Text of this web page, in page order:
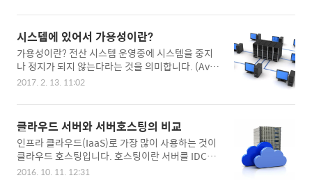
한 코로케이션 업체를 찾기는 힘듭니다. 해외의 경
우 매니지드호스팅 업체를 찾는 것은 반드시 확인해
야 할 사항입니다. 단순한 작업만 제공하거나 전문
성을 가지고 있지 못한 업체를 찾으면 시스템운영에
심각한 문제를 가질 수 밖에 없습니다. 단순 호스팅
- 서버 직접 설치 or 별도 의뢰시 랙마운트 정도 제
육안점검 매니지드 호스팅 - 서버 OS 설치 및 설정-
리부팅, 콘솔연결- 콘솔 연결 후 Command 작업-
서버 및 네트워크 장비 구매대행- 서버 및 네트..
시스템에 있어서 가용성이란?
가용성이란? 전산 시스템 운영중에 시스템을 중지
나 정지가 되지 않는다라는 것을 의미합니다. (Avai
lability) 가용성이 높다라는 것은 가동률이 높다라
High Availavility의 줄임말입니다.시스템의 가용
성을 높이는 방법등은 다음과 같습니다. HA솔루션
소개 : http://blog.naver.com/globalhost/2209
33406195 IDC : 회선이중화, 전원이중화, IDC 이
중화, BGP라우팅 구성서버(HW) : 파워이중화 / 하
드디스크 레이드 구성시스템 : 로드밸런싱, 방화벽
2017. 2. 13. 11:02
클라우드 서버와 서버호스팅의 비교
인프라 클라우드(IaaS)로 가장 많이 사용하는 것이
클라우드 호스팅입니다. 호스팅이란 서버를 IDC에
맡긴다라는 개념으로 이해하면 됩니다.가상화 기술
2016. 10. 11. 12:31